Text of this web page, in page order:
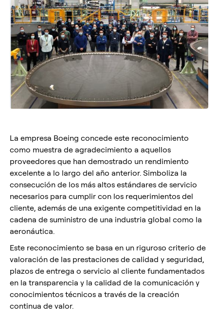
La empresa Boeing concede este reconocimiento
como muestra de agradecimiento a aquellos
proveedores que han demostrado un rendimiento
excelente a lo largo del año anterior. Simboliza la
consecución de los más altos estándares de servicio
necesarios para cumplir con los requerimientos del
cliente, además de una exigente competitividad en la
cadena de suministro de una industria global como la
aeronáutica.
Este reconocimiento se basa en un riguroso criterio de
valoración de las prestaciones de calidad y seguridad,
plazos de entrega o servicio al cliente fundamentados
en la transparencia y la calidad de la comunicación y
conocimientos técnicos a través de la creación
continua de valor.